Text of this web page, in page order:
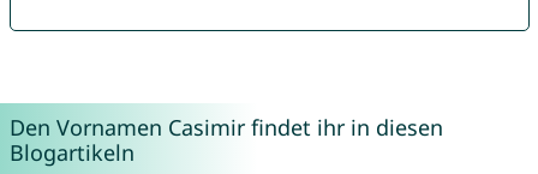
Den Vornamen Casimir findet ihr in diesen
Blogartikeln